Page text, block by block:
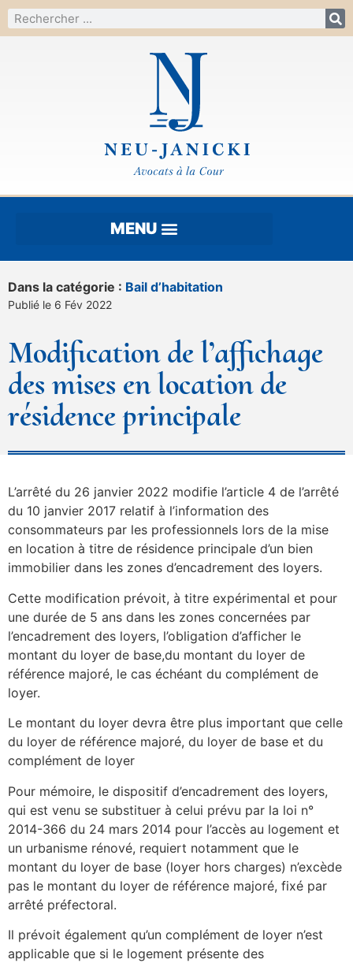
Dans la catégorie : Bail d’habitation
Publié le 6 Fév 2022
Modification de l’affichage
des mises en location de
résidence principale
L’arrêté du 26 janvier 2022 modifie l’article 4 de l’arrêté
du 10 janvier 2017 relatif à l’information des
consommateurs par les professionnels lors de la mise
en location à titre de résidence principale d’un bien
immobilier dans les zones d’encadrement des loyers.
Cette modification prévoit, à titre expérimental et pour
une durée de 5 ans dans les zones concernées par
l’encadrement des loyers, l’obligation d’afficher le
montant du loyer de base,du montant du loyer de
référence majoré, le cas échéant du complément de
loyer.
Le montant du loyer devra être plus important que celle
du loyer de référence majoré, du loyer de base et du
complément de loyer
Pour mémoire, le dispositif d’encadrement des loyers,
qui est venu se substituer à celui prévu par la loi n°
2014-366 du 24 mars 2014 pour l’accès au logement et
un urbanisme rénové, requiert notamment que le
montant du loyer de base (loyer hors charges) n’excède
pas le montant du loyer de référence majoré, fixé par
arrêté préfectoral.
Il prévoit également qu’un complément de loyer n’est
applicable que si le logement présente des